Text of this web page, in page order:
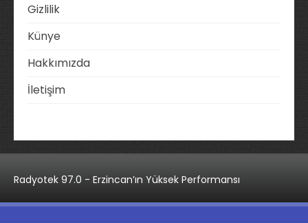
Gizlilik
Künye
Hakkımızda
İletişim
Radyotek 97.0 - Erzincan’ın Yüksek Performansı